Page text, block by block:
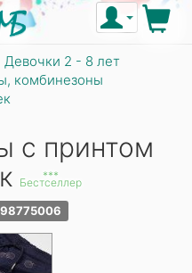
Девочки 2 - 8 лет
комбинезоны
с принтом
***
Бестселлер